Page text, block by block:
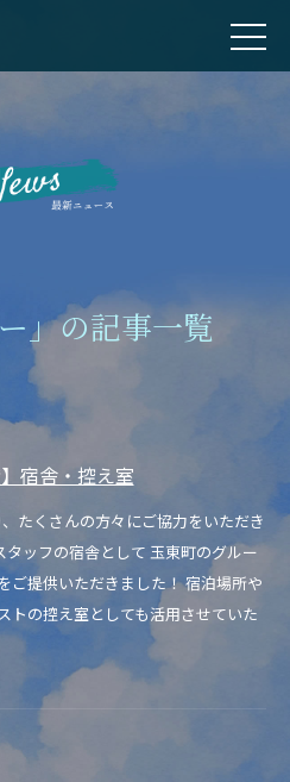
」の記事一覧
】宿舎・控え室
たくさんの方々にご協力をいただき
ッフの宿舎として 玉東町のグルー
ご提供いただきました！ 宿泊場所や
トの控え室としても活用させていた